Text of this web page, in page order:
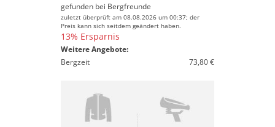
gefunden bei Bergfreunde
zuletzt überprüft am 08.08.2026 um 00:37; der
Preis kann sich seitdem geändert haben.
13% Ersparnis
Weitere Angebote:
Bergzeit
73,80 €